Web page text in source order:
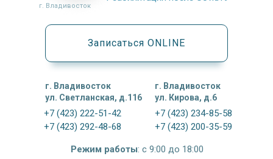
+7 (423) 222-51-42
+7 (423) 234-85-58
+7 (423) 292-48-68
+7 (423) 200-35-59
Режим работы: с 9:00 до 18:00
г. Владивосток
ул. Светланская, д.116
г. Владивосток
ул. Кирова, д.6
Записаться ONLINE
г. Владивосток